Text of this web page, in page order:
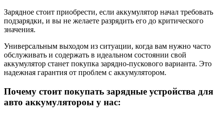
Зарядное стоит приобрести, если аккумулятор начал требовать
подзарядки, и вы не желаете разрядить его до критического
значения.
Универсальным выходом из ситуации, когда вам нужно часто
обслуживать и содержать в идеальном состоянии свой
аккумулятор станет покупка зарядно-пускового варианта. Это
надежная гарантия от проблем с аккумулятором.
Почему стоит покупать зарядные устройства для
авто аккумулятороы у нас: